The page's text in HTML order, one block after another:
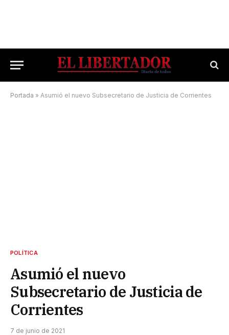
Portada » Asumió el nuevo Subsecretario de Justicia de Corrientes
POLÍTICA
Asumió el nuevo
Subsecretario de Justicia de
Corrientes
7 de junio de 2021